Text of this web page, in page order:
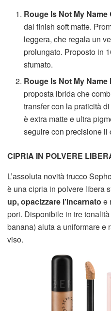
Rouge Is Not My Name
dal finish soft matte.
leggera, che regala un
prolungato. Proposto in
sfumato.
Rouge Is Not My
proposta ibrida che
transfer con la praticità
è extra matte e ultra
seguire con precisione il
CIPRIA IN POLVERE
L’assoluta novità trucco
è una cipria in polvere libera
up, opacizzare l’incarnato e
pori. Disponibile in tre
banana) aiuta a uniformare e
viso.